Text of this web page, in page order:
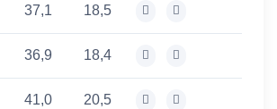
37,1 18,5
36,9 18,4
41,0 20,5